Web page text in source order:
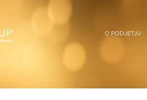
O PODJETJU